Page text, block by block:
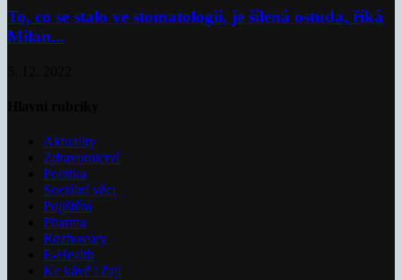
To, co se stalo ve stomatologii, je šílená ostuda, říká
Milan...
Aktuality
Zdravotnictví
Politika
Sociální věci
Pojištění
Pharma
Rozhovory
E-Health
Ke kávě i čaji